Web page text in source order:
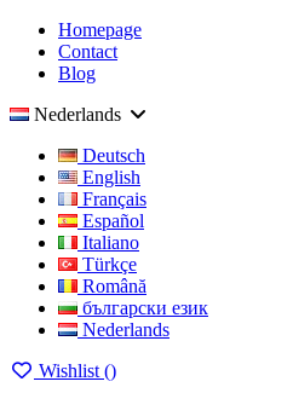
Homepage
Contact
Blog
Nederlands
Deutsch
English
Français
Español
Italiano
Türkçe
Română
български език
Nederlands
Wishlist ()